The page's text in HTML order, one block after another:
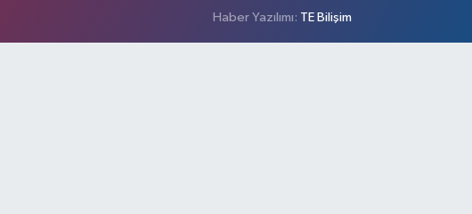
Haber Yazılımı: TE Bilişim